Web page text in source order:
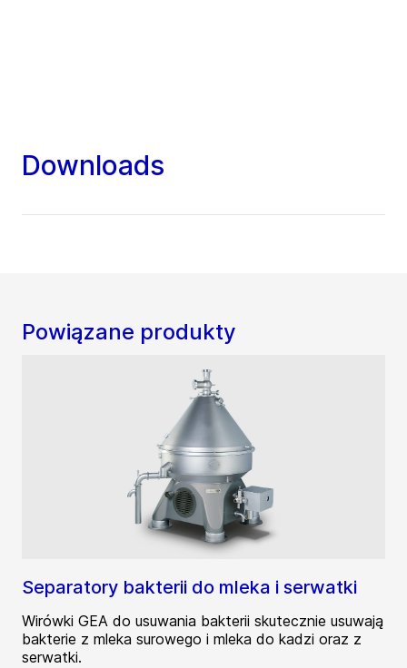
Downloads
Powiązane produkty
Separatory bakterii do mleka i serwatki
Wirówki GEA do usuwania bakterii skutecznie usuwają
bakterie z mleka surowego i mleka do kadzi oraz z
serwatki.